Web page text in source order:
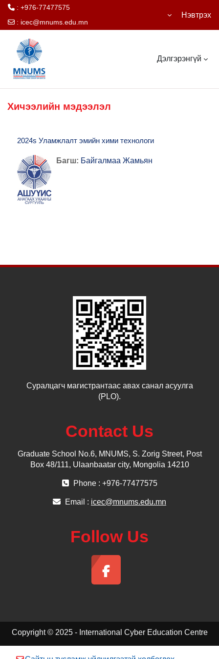
: +976-77477575
: icec@mnums.edu.mn
Нэвтрэх
Дэлгэрэнгүй
Хичээлийн мэдээлэл
2024s Уламжлалт эмийн хими технологи
Багш: Байгалмаа Жамьян
Суралцагч магистрантаас авах санал асуулга
(PLO).
Contact Us
Graduate School No.6, MNUMS, S. Zorig Street, Post
Box 48/111, Ulaanbaatar city, Mongolia 14210
Phone : +976-77477575
Email : icec@mnums.edu.mn
Follow Us
Copyright © 2025 - International Cyber Education Centre